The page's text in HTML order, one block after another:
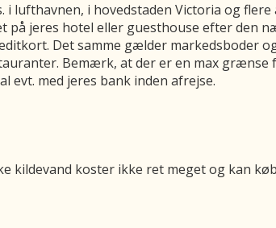
i hovedstaden Victoria og flere
på jeres hotel eller guesthouse efter den
Det samme gælder markedsboder
Bemærk, at der er en max grænse
med jeres bank inden afrejse.
kildevand koster ikke ret meget og kan